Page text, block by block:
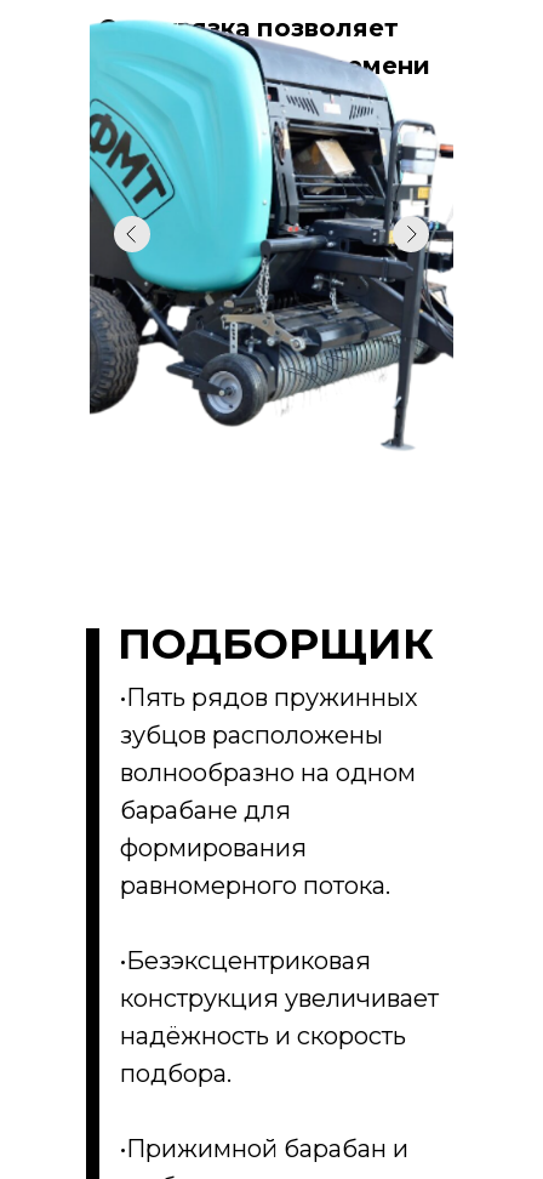
•Сетеувязка позволяет
тратить меньше времени
на обвязку рулонов и
защищает корм от
осадков.
•Пять рядов пружинных
зубцов расположены
волнообразно на одном
барабане для
формирования
равномерного потока.
•Безэксцентриковая
конструкция увеличивает
надёжность и скорость
подбора.
•Прижимной барабан и
ПОДБОРЩИК